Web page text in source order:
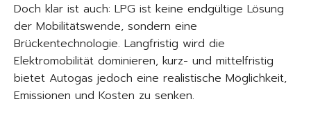
Doch klar ist auch: LPG ist keine endgültige Lösung
der Mobilitätswende, sondern eine
Brückentechnologie. Langfristig wird die
Elektromobilität dominieren, kurz- und mittelfristig
bietet Autogas jedoch eine realistische Möglichkeit,
Emissionen und Kosten zu senken.